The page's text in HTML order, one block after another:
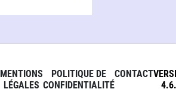
MENTIONS
LÉGALES
POLITIQUE DE
CONFIDENTIALITÉ
CONTACT